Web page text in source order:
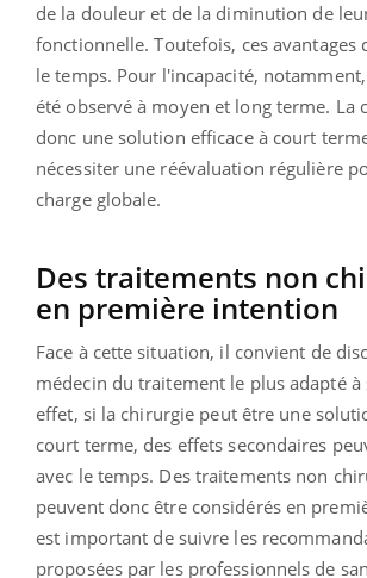
de la douleur et de la diminution de
fonctionnelle. Toutefois, ces avantages
le temps. Pour l'incapacité,
été observé à moyen et long terme. La
donc une solution efficace à court
nécessiter une réévaluation régulière
charge globale.
Des traitements non
en première intention
Face à cette situation, il convient de
médecin du traitement le plus adapté à
effet, si la chirurgie peut être une
court terme, des effets secondaires
avec le temps. Des traitements non
peuvent donc être considérés en
est important de suivre les
proposées par les professionnels de